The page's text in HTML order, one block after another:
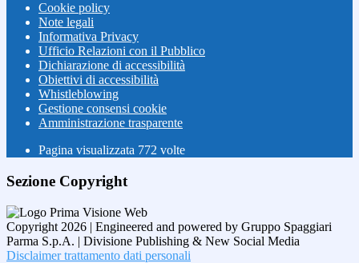
Cookie policy
Note legali
Informativa Privacy
Ufficio Relazioni con il Pubblico
Dichiarazione di accessibilità
Obiettivi di accessibilità
Whistleblowing
Gestione consensi cookie
Amministrazione trasparente
Pagina visualizzata 772 volte
Sezione Copyright
Copyright 2026 | Engineered and powered by Gruppo Spaggiari
Parma S.p.A. | Divisione Publishing & New Social Media
Disclaimer trattamento dati personali